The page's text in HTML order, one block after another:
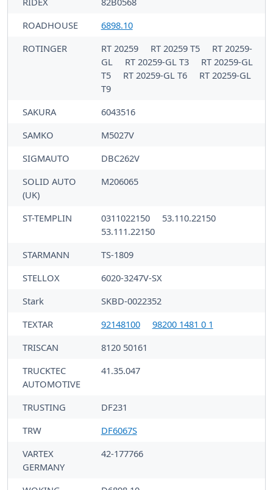
ROADHOUSE
6898.10
ROTINGER
RT 20259 RT 20259 T5
RT 20259-
GL
RT 20259-GL T3
RT 20259-GL
T5
RT 20259-GL T6
RT 20259-GL
T9
SAKURA
6043516
SAMKO
M5027V
SIGMAUTO
DBC262V
SOLID AUTO
(UK)
M206065
ST-TEMPLIN 0311022150
53.110.22150
53.111.22150
STARMANN
TS-1809
STELLOX
6020-3247V-SX
Stark
SKBD-0022352
TEXTAR
92148100
98200 1481 0 1
TRISCAN
8120 50161
TRUCKTEC
AUTOMOTIVE
41.35.047
TRUSTING
DF231
TRW
DF6067S
VARTEX
GERMANY
42-177766